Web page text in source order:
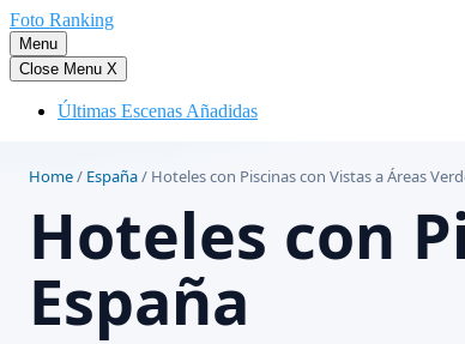
Saltar
al
contenido
Foto Ranking
Menu
Close Menu X
Últimas Escenas Añadidas
Home/ España/ Hoteles con Piscinas con Vistas a Áreas
Hoteles con
España